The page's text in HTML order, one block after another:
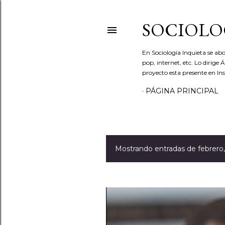
En Sociología Inquieta se
pop, internet, etc. Lo dirige
proyecto esta presente en
PÁGINA PRINCIPAL
E
t
Mostrando entradas de